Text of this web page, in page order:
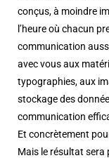
conçus, à moindre
l’heure où chacun
communication
avec vous aux
typographies, aux
stockage des
communication
Et concrètement
Mais le résultat sera